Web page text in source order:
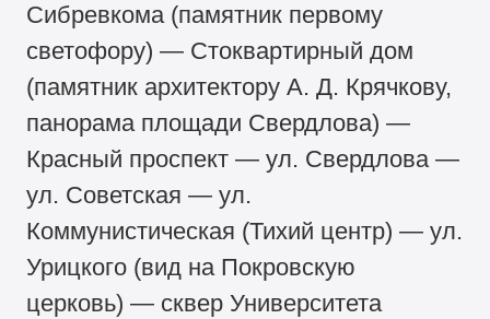
Сибревкома (памятник первому
светофору) — Стоквартирный дом
(памятник архитектору А. Д. Крячкову,
панорама площади Свердлова) —
Красный проспект — ул. Свердлова —
ул. Советская — ул.
Коммунистическая (Тихий центр) — ул.
Урицкого (вид на Покровскую
церковь) — сквер Университета